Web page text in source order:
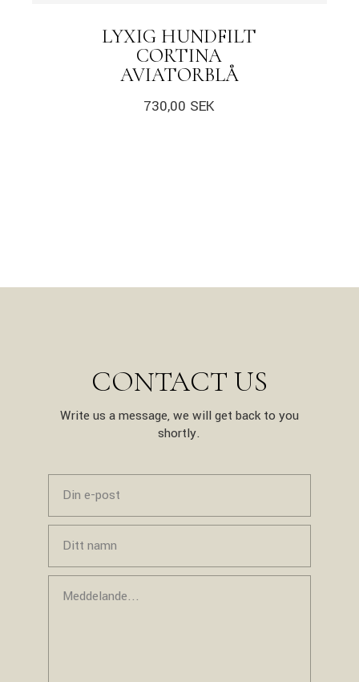
LYXIG HUNDFILT
CORTINA
AVIATORBLÅ
730,00 SEK
CONTACT US
Write us a message, we will get back to you
shortly.